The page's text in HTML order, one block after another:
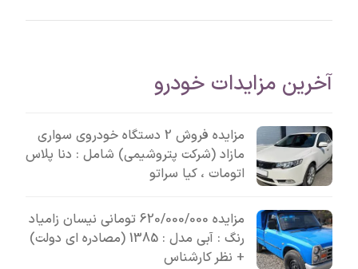
آخرین مزایدات خودرو
مزایده فروش 2 دستگاه خودروی سواری
مازاد (شرکت پتروشیمی) شامل : دنا پلاس
اتومات ، کیا سراتو
مزایده 620/000/000 تومانی نیسان زامیاد
رنگ : آبی مدل : 1385 (مصادره ای دولت)
+ نظر کارشناس